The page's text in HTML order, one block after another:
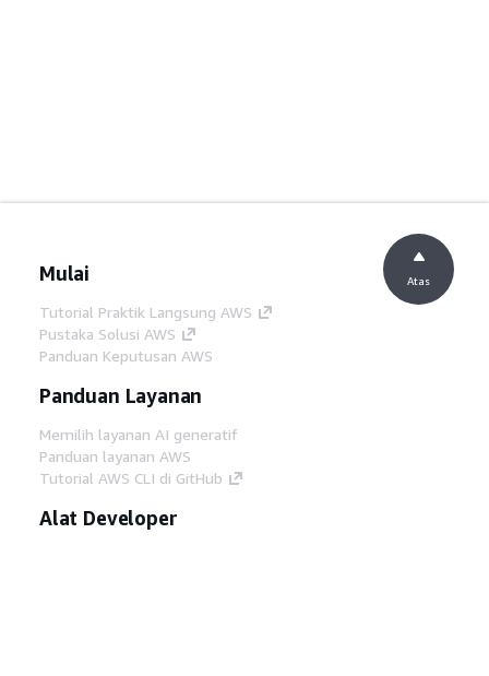
Mulai
Tutorial Praktik Langsung AWS
Pustaka Solusi AWS
Panduan Keputusan AWS
Panduan Layanan
Memilih layanan AI generatif
Panduan layanan AWS
Tutorial AWS CLI di GitHub
Alat Developer
Atas